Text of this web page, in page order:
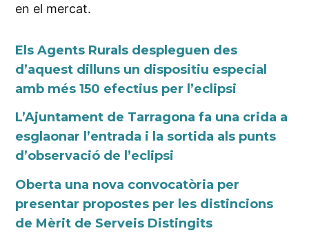
en el mercat.
Els Agents Rurals despleguen des
d’aquest dilluns un dispositiu especial
amb més 150 efectius per l’eclipsi
L’Ajuntament de Tarragona fa una crida a
esglaonar l’entrada i la sortida als punts
d’observació de l’eclipsi
Oberta una nova convocatòria per
presentar propostes per les distincions
de Mèrit de Serveis Distingits